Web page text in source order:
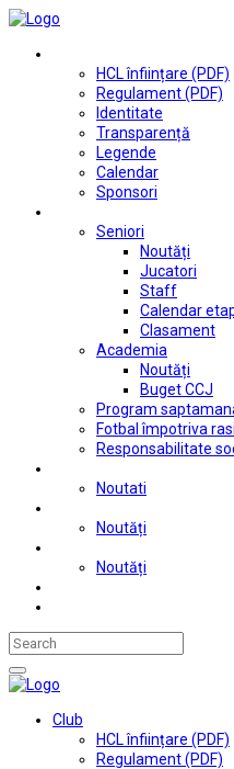
HCL înființare (PDF)
Regulament (PDF)
Identitate
Transparență
Legende
Calendar
Sponsori
Seniori
Noutăți
Jucatori
Staff
Calendar
Clasament
Academia
Noutăți
Buget CCJ
Program
Fotbal împotriva
Responsabilitate
Noutati
Noutăți
Noutăți
Club
HCL înființare (PDF)
Regulament (PDF)